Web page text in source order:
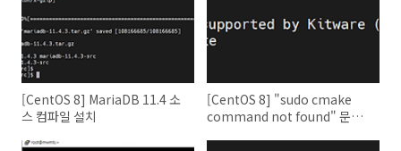
[CentOS 8] MariaDB 11.4 소
스 컴파일 설치
[CentOS 8] "sudo cmake
command not found" 문제